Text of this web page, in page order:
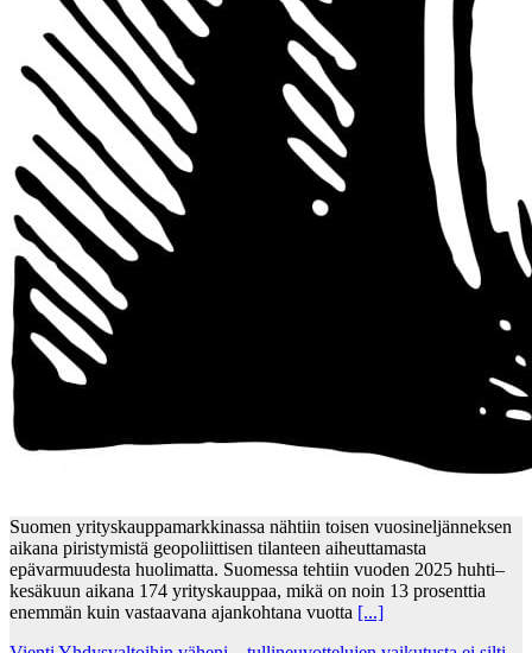
Suomen yrityskauppamarkkinassa nähtiin toisen vuosineljänneksen
aikana piristymistä geopoliittisen tilanteen aiheuttamasta
epävarmuudesta huolimatta. Suomessa tehtiin vuoden 2025 huhti–
kesäkuun aikana 174 yrityskauppaa, mikä on noin 13 prosenttia
enemmän kuin vastaavana ajankohtana vuotta [...]